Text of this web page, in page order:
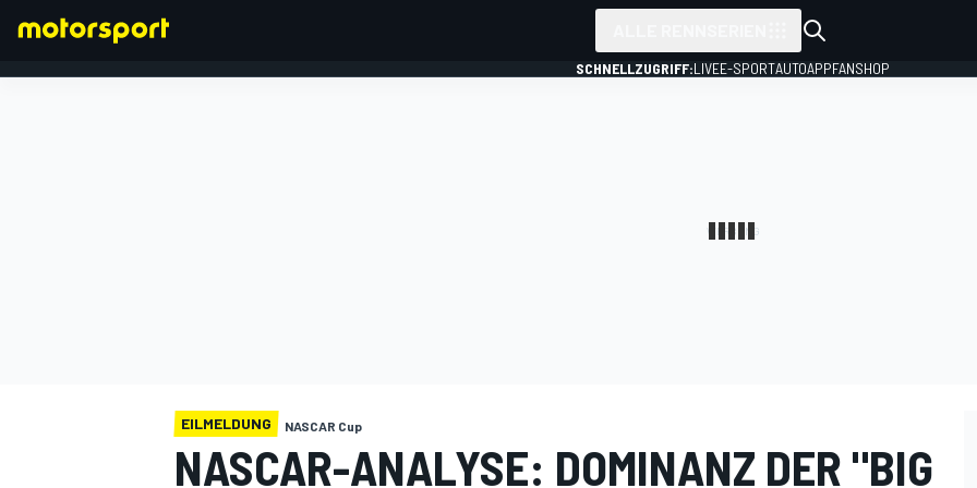
SCHNELLZUGRIFF:LIVEE-SPORTAUTOAPPFANSHOP
EILMELDUNG NASCAR Cup
NASCAR-ANALYSE: DOMINANZ DER "BIG